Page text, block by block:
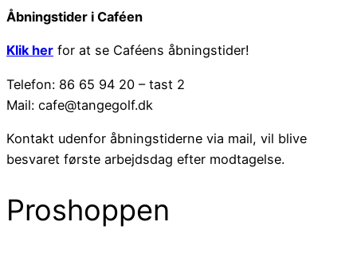
Åbningstider i Caféen
Klik her for at se Caféens åbningstider!
Telefon: 86 65 94 20 – tast 2
Mail: cafe@tangegolf.dk
Kontakt udenfor åbningstiderne via mail, vil blive
besvaret første arbejdsdag efter modtagelse.
Proshoppen